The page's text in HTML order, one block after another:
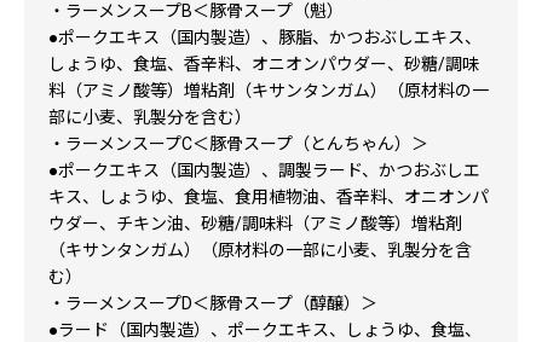
・ラーメンスープB＜豚骨スープ（魁）
●ポークエキス（国内製造）、豚脂、かつおぶしエキス、
しょうゆ、食塩、香辛料、オニオンパウダー、砂糖/調味
料（アミノ酸等）増粘剤（キサンタンガム）（原材料の一
部に小麦、乳製分を含む）
・ラーメンスープC＜豚骨スープ（とんちゃん）＞
●ポークエキス（国内製造）、調製ラード、かつおぶしエ
キス、しょうゆ、食塩、食用植物油、香辛料、オニオンパ
ウダー、チキン油、砂糖/調味料（アミノ酸等）増粘剤
（キサンタンガム）（原材料の一部に小麦、乳製分を含
む）
・ラーメンスープD＜豚骨スープ（醇醸）＞
●ラード（国内製造）、ポークエキス、しょうゆ、食塩、